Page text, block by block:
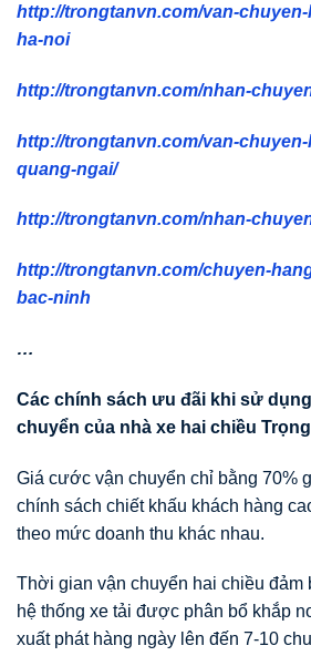
http://trongtanvn.com/van-
ha-noi
http://trongtanvn.com/nhan-
http://trongtanvn.com/van-
quang-ngai/
http://trongtanvn.com/nhan-
http://trongtanvn.com/chuyen-
bac-ninh
…
Các chính sách ưu đãi khi sử d ụ
chuyển của nhà xe hai chiều Trọ
Giá cước vận chuyển chỉ bằng 70%
chính sách chiết khấu khách hàng
theo mức doanh thu khác nhau.
Thời gian vận chuyển hai chiều đảm
hệ thống xe tải được phân bổ khắp
xuất phát hàng ngày lên đến 7-10